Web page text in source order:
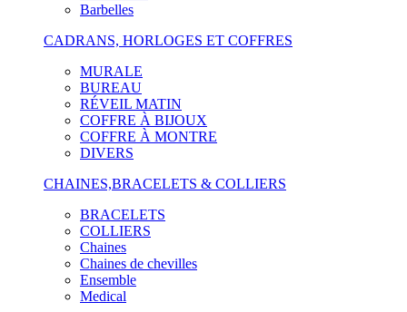
Barbelles
CADRANS, HORLOGES ET COFFRES
MURALE
BUREAU
RÉVEIL MATIN
COFFRE À BIJOUX
COFFRE À MONTRE
DIVERS
CHAINES,BRACELETS & COLLIERS
BRACELETS
COLLIERS
Chaines
Chaines de chevilles
Ensemble
Medical